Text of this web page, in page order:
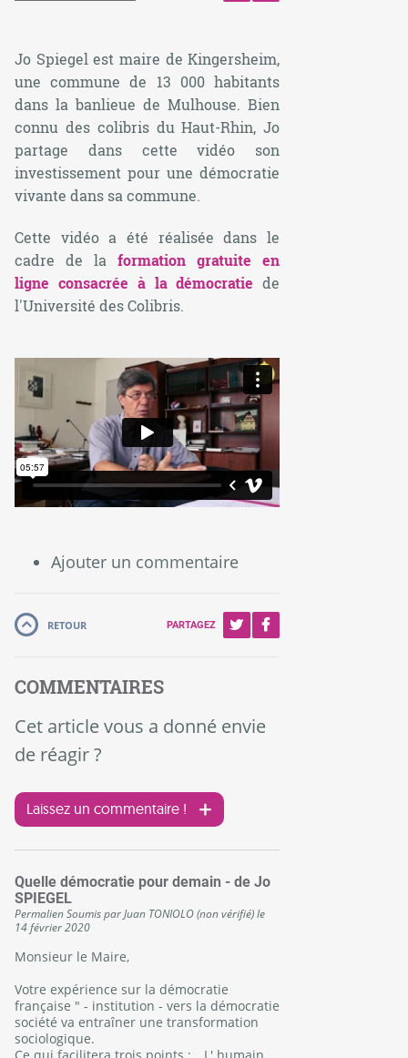
Jo Spiegel est maire de Kingersheim,
une commune de 13 000 habitants
dans la banlieue de Mulhouse. Bien
connu des colibris du Haut-Rhin, Jo
partage dans cette vidéo son
investissement pour une démocratie
vivante dans sa commune.
Cette vidéo a été réalisée dans le
cadre de laformation gratuite en
ligne consacrée à la démocratie de
l'Université des Colibris.
Ajouter un commentaire
RETOUR PARTAGEZ
COMMENTAIRES
Cet article vous a donné envie
de réagir ?
Laissez un commentaire !
Quelle démocratie pour demain - de Jo
SPIEGEL
PermalienSoumis parJuan TONIOLO (non vérifié)le
14 février 2020
Monsieur le Maire,
Votre expérience sur la démocratie
française " - institution - vers la démocratie
société va entraîner une transformation
sociologique.